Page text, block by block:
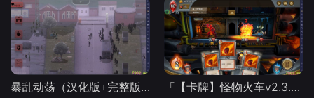
暴乱动荡（汉化版+完整版）Steam移植 这游戏终于有汉化的版本啦！复古像素策略战术游戏！ 「【卡牌】怪物火车v2.3.8_内置无限金币版」-手机移植版下载-.均亲测可玩